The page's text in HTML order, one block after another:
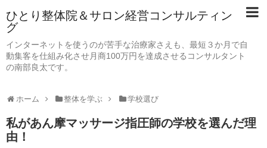
ひとり整体院＆サロン経営コンサルティン
グ
インターネットを使うのが苦手な治療家さえも、最短３か月で自
動集客を仕組み化させ月商100万円を達成させるコンサルタント
の南部良太です。
ホーム 整体を学ぶ 学校選び
私があん摩マッサージ指圧師の学校を選んだ理
由！